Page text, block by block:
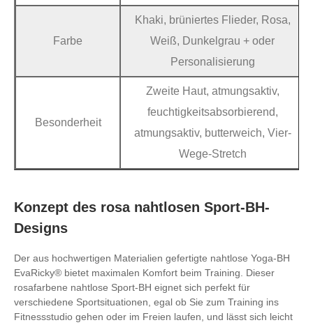
Farbe
Khaki, brüniertes Flieder, Rosa,
Weiß, Dunkelgrau + oder
Personalisierung
Besonderheit
Zweite Haut, atmungsaktiv,
feuchtigkeitsabsorbierend,
atmungsaktiv, butterweich, Vier-
Wege-Stretch
Konzept des rosa nahtlosen Sport-BH-
Designs
Der aus hochwertigen Materialien gefertigte nahtlose Yoga-BH
EvaRicky® bietet maximalen Komfort beim Training. Dieser
rosafarbene nahtlose Sport-BH eignet sich perfekt für
verschiedene Sportsituationen, egal ob Sie zum Training ins
Fitnessstudio gehen oder im Freien laufen, und lässt sich leicht